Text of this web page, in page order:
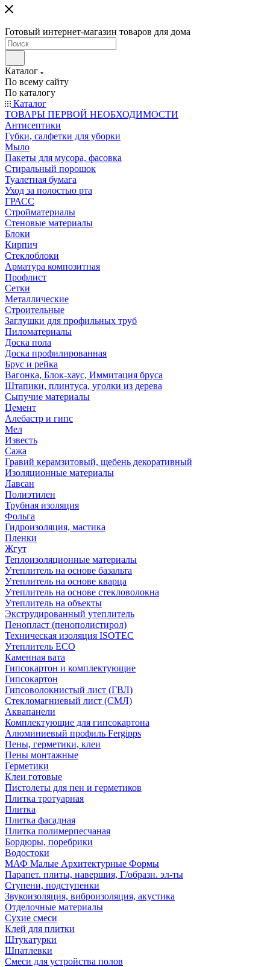
Готовый интернет-магазин товаров для дома
Каталог
По всему сайту
По каталогу
Каталог
ТОВАРЫ ПЕРВОЙ НЕОБХОДИМОСТИ
Антисептики
Губки, салфетки для уборки
Мыло
Пакеты для мусора, фасовка
Стиральный порошок
Туалетная бумага
Уход за полостью рта
ГРАСС
Стройматериалы
Стеновые материалы
Блоки
Кирпич
Стеклоблоки
Арматура композитная
Профлист
Сетки
Металлические
Строительные
Заглушки для профильных труб
Пиломатериалы
Доска пола
Доска профилированная
Брус и рейка
Вагонка, Блок-хаус, Иммитация бруса
Штапики, плинтуса, уголки из дерева
Сыпучие материалы
Цемент
Алебастр и гипс
Мел
Известь
Сажа
Гравий керамзитовый, щебень декоративный
Изоляционные материалы
Лавсан
Полиэтилен
Трубная изоляция
Фольга
Гидроизоляция, мастика
Пленки
Жгут
Теплоизоляционные материалы
Утеплитель на основе базальта
Утеплитель на основе кварца
Утеплитель на основе стекловолокна
Утеплитель на объекты
Экструдированный утеплитель
Пенопласт (пенополистирол)
Техническая изоляция ISOTEC
Утеплитель ECO
Каменная вата
Гипсокартон и комплектующие
Гипсокартон
Гипсоволокнистый лист (ГВЛ)
Стекломагниевый лист (СМЛ)
Аквапанели
Комплектующие для гипсокартона
Алюминиевый профиль Fergipps
Пены, герметики, клеи
Пены монтажные
Герметики
Клеи готовые
Пистолеты для пен и герметиков
Плитка тротуарная
Плитка
Плитка фасадная
Плитка полимерпесчаная
Бордюры, поребрики
Водостоки
МАФ Малые Архитектурные Формы
Парапет. плиты, навершия, Г/образн. эл-ты
Ступени, подступенки
Звукоизоляция, виброизоляция, акустика
Отделочные материалы
Сухие смеси
Клей для плитки
Штукатурки
Шпатлевки
Смеси для устройства полов